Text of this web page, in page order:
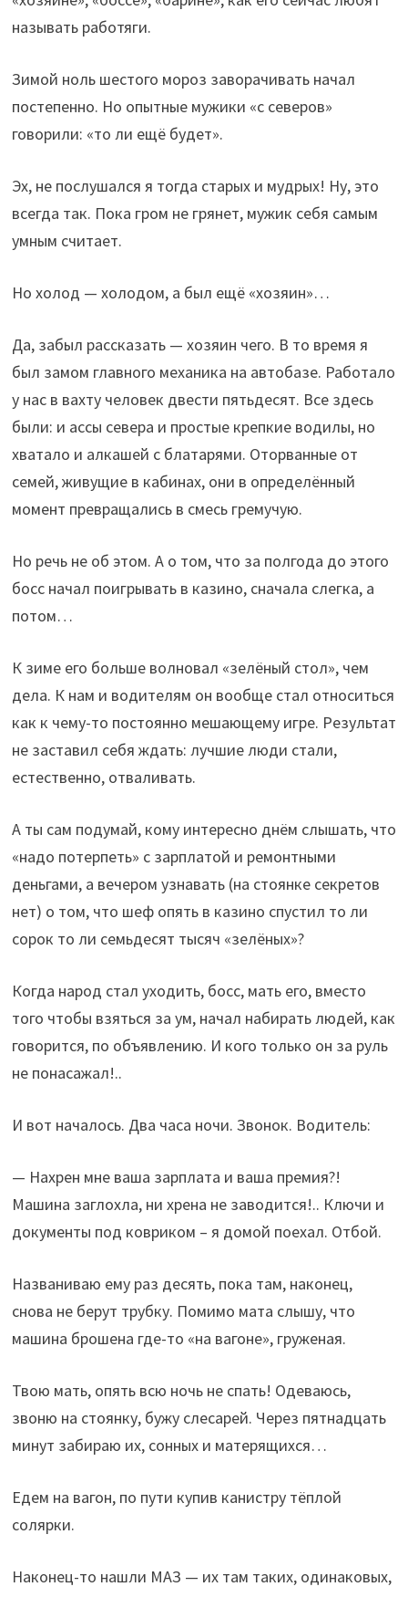
называть работяги.
Зимой ноль шестого мороз заворачивать начал
постепенно. Но опытные мужики «с северов»
говорили: «то ли ещё будет».
Эх, не послушался я тогда старых и мудрых! Ну, это
всегда так. Пока гром не грянет, мужик себя самым
умным считает.
Но холод — холодом, а был ещё «хозяин»…
Да, забыл рассказать — хозяин чего. В то время я
был замом главного механика на автобазе. Работало
у нас в вахту человек двести пятьдесят. Все здесь
были: и ассы севера и простые крепкие водилы, но
хватало и алкашей с блатарями. Оторванные от
семей, живущие в кабинах, они в определённый
момент превращались в смесь гремучую.
Но речь не об этом. А о том, что за полгода до этого
босс начал поигрывать в казино, сначала слегка, а
потом…
К зиме его больше волновал «зелёный стол», чем
дела. К нам и водителям он вообще стал относиться
как к чему-то постоянно мешающему игре. Результат
не заставил себя ждать: лучшие люди стали,
естественно, отваливать.
А ты сам подумай, кому интересно днём слышать, что
«надо потерпеть» с зарплатой и ремонтными
деньгами, а вечером узнавать (на стоянке секретов
нет) о том, что шеф опять в казино спустил то ли
сорок то ли семьдесят тысяч «зелёных»?
Когда народ стал уходить, босс, мать его, вместо
того чтобы взяться за ум, начал набирать людей, как
говорится, по объявлению. И кого только он за руль
не понасажал!..
И вот началось. Два часа ночи. Звонок. Водитель:
— Нахрен мне ваша зарплата и ваша премия?!
Машина заглохла, ни хрена не заводится!.. Ключи и
документы под ковриком – я домой поехал. Отбой.
Названиваю ему раз десять, пока там, наконец,
снова не берут трубку. Помимо мата слышу, что
машина брошена где-то «на вагоне», груженая.
Твою мать, опять всю ночь не спать! Одеваюсь,
звоню на стоянку, бужу слесарей. Через пятнадцать
минут забираю их, сонных и матерящихся…
Едем на вагон, по пути купив канистру тёплой
солярки.
Наконец-то нашли МАЗ — их там таких, одинаковых,